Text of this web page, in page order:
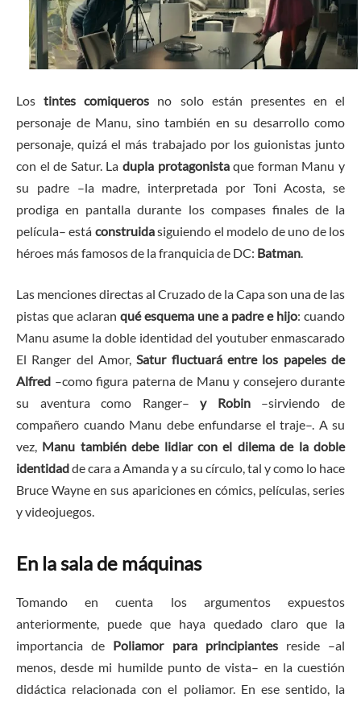
Lostintes comiqueros no solo están presentes en el
personaje de Manu, sino también en su desarrollo como
personaje, quizá el más trabajado por los guionistas junto
con el de Satur. La dupla protagonistaque forman Manu y
su padre –la madre, interpretada por Toni Acosta, se
prodiga en pantalla durante los compases finales de la
película– está construidasiguiendo el modelo de uno de los
héroes más famosos de la franquicia de DC: Batman
Las menciones directas al Cruzado de la Capa son una de las
pistas que aclaran qué esquema une a padre e hijo: cuando
Manu asume la doble identidad del youtuber enmascarado
El Ranger del Amor,Satur fluctuará entre los papeles de
Alfred –como figura paterna de Manu y consejero durante
su aventura como Ranger–y Robin–sirviendo de
compañero cuando Manu debe enfundarse el traje–. A su
vez, Manu también debe lidiar con el dilema de la doble
identidadde cara a Amanda y a su círculo, tal y como lo hace
Bruce Wayne en sus apariciones en cómics, películas, series
y videojuegos.
En la sala de máquinas
Tomando en cuenta los argumentos expuestos
anteriormente, puede que haya quedado claro que la
importancia de Poliamor para principiantesreside –al
menos, desde mi humilde punto de vista– en la cuestión
didáctica relacionada con el poliamor. En ese sentido, la